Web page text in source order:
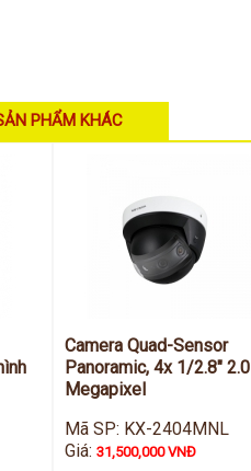
PHẨM KHÁC
Camera Quad-Sensor
Panoramic, 4x 1/2.8" 2.0
Megapixel
Mã SP: KX-2404MNL
Giá:31,500,000 VNĐ